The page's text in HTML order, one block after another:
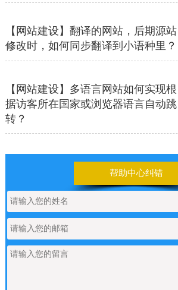
【网站建设】翻译的网站，后期源站
修改时，如何同步翻译到小语种里？
【网站建设】多语言网站如何实现根
据访客所在国家或浏览器语言自动跳
转？
【网站建设】前台UI装修页和后台专
业版编辑器里如何添加表格
【网站建设】表单管理
如何申请通义千问API的Key
帮助中心纠错